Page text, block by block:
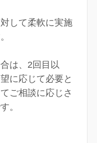
して柔軟に実施
は、2回目以
に応じて必要と
ご相談に応じさ
。